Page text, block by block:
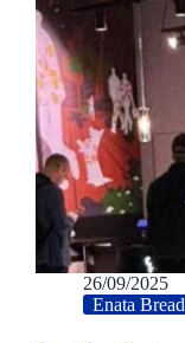
26/09/2025
Enata Bread